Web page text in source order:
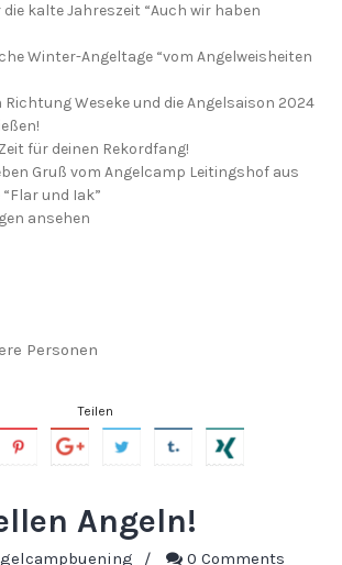
kalte Jahreszeit “Auch wir haben
Winter-Angeltage “vom Angelweisheiten
Weseke und die Angelsaison 2024
für deinen Rekordfang!
Gruß vom Angelcamp Leitingshof aus
und Iak”
ansehen
Personen
Teilen
Angeln!
/ 0 Comments